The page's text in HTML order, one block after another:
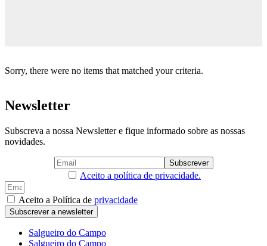
Sorry, there were no items that matched your criteria.
Newsletter
Subscreva a nossa Newsletter e fique informado sobre as nossas
novidades.
Aceito a política de privacidade.
Aceito a Política de privacidade
Subscrever a newsletter
Salgueiro do Campo
Salgueiro do Campo